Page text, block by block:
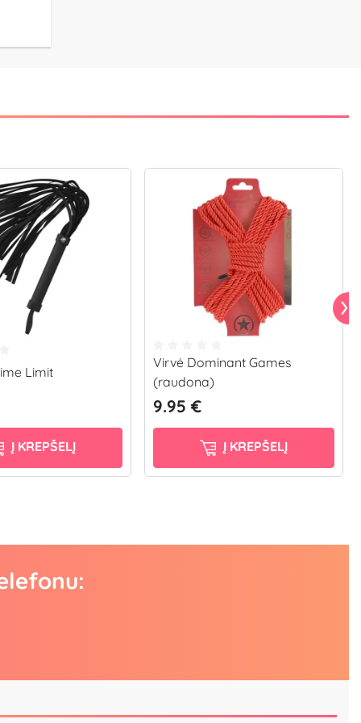
Limit
Į KREPŠELĮ
Virvė Dominant Games
(raudona)
9.95 €
Į KREPŠELĮ